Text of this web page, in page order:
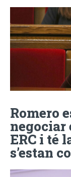
Romero
negociar
ERC i té
s’estan